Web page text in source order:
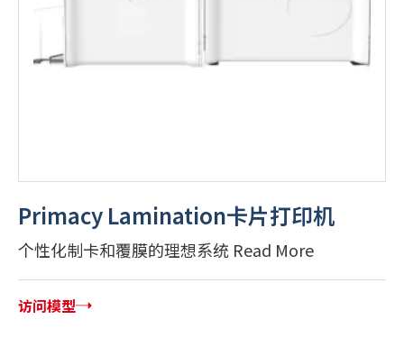
Primacy Lamination卡片打印机
个性化制卡和覆膜的理想系统 Read More
访问模型